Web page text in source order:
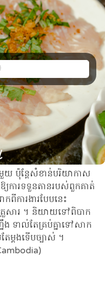
មួយ ប៉ុន្តែសំខាន់បរិយាកាស
យការទទួនតានរបស់ពួកគាត់
ពីការងារបែបនេះ
រួសារ ។ និយាយទៅពិបាក
ទាល់តែគ្រប់គ្នាទៅសាក
ម្ដងទើបច្បាស់ ។